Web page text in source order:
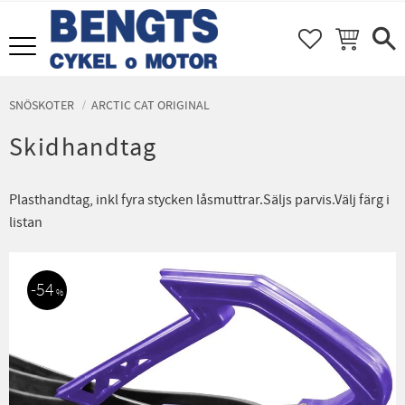
Meny FAVORITER
KUNDVAGN
SNÖSKOTER ARCTIC CAT ORIGINAL
Skidhandtag
Plasthandtag, inkl fyra stycken låsmuttrar.Säljs parvis.Välj färg i
listan
54 %